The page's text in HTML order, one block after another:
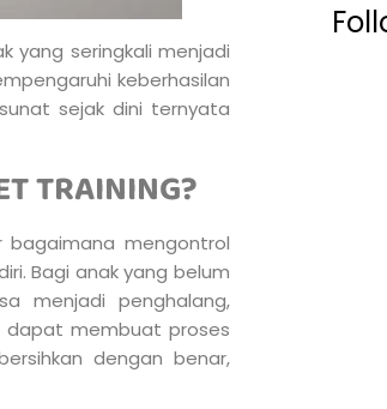
yang seringkali menjadi
keberhasilan
sejak dini ternyata
TRAINING?
mengontrol
Bagi anak yang belum
menjadi penghalang,
dapat membuat proses
dengan benar,